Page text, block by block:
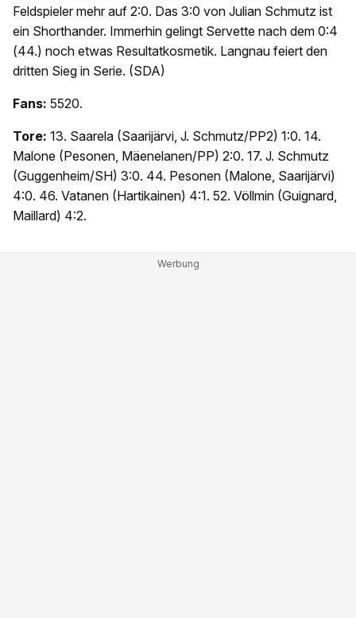
Feldspieler mehr auf 2:0. Das 3:0 von Julian Schmutz ist
ein Shorthander. Immerhin gelingt Servette nach dem 0:4
(44.) noch etwas Resultatkosmetik. Langnau feiert den
dritten Sieg in Serie. (SDA)
Fans: 5520.
Tore: 13. Saarela (Saarijärvi, J. Schmutz/PP2) 1:0. 14.
Malone (Pesonen, Mäenelanen/PP) 2:0. 17. J. Schmutz
(Guggenheim/SH) 3:0. 44. Pesonen (Malone, Saarijärvi)
4:0. 46. Vatanen (Hartikainen) 4:1. 52. Völlmin (Guignard,
Maillard) 4:2.